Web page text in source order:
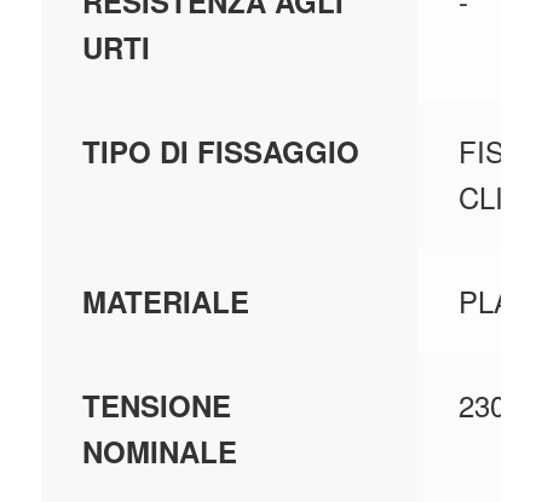
URTI
TIPO DI FISSAGGIO
CLIC
MATERIALE
TENSIONE
NOMINALE